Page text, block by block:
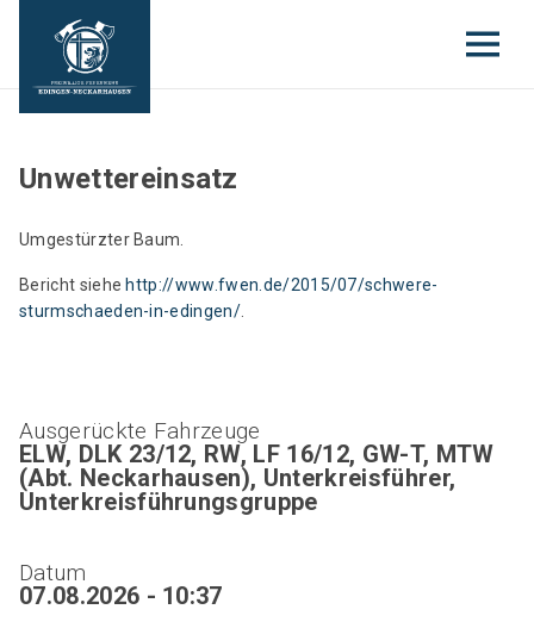
Unwettereinsatz
Umgestürzter Baum.
Bericht siehe http://www.fwen.de/2015/07/schwere-
sturmschaeden-in-edingen/
Ausgerückte Fahrzeuge
ELW, DLK 23/12, RW, LF 16/12, GW-T, MTW
(Abt. Neckarhausen), Unterkreisführer,
Unterkreisführungsgruppe
Datum
07.08.2026 - 10:37